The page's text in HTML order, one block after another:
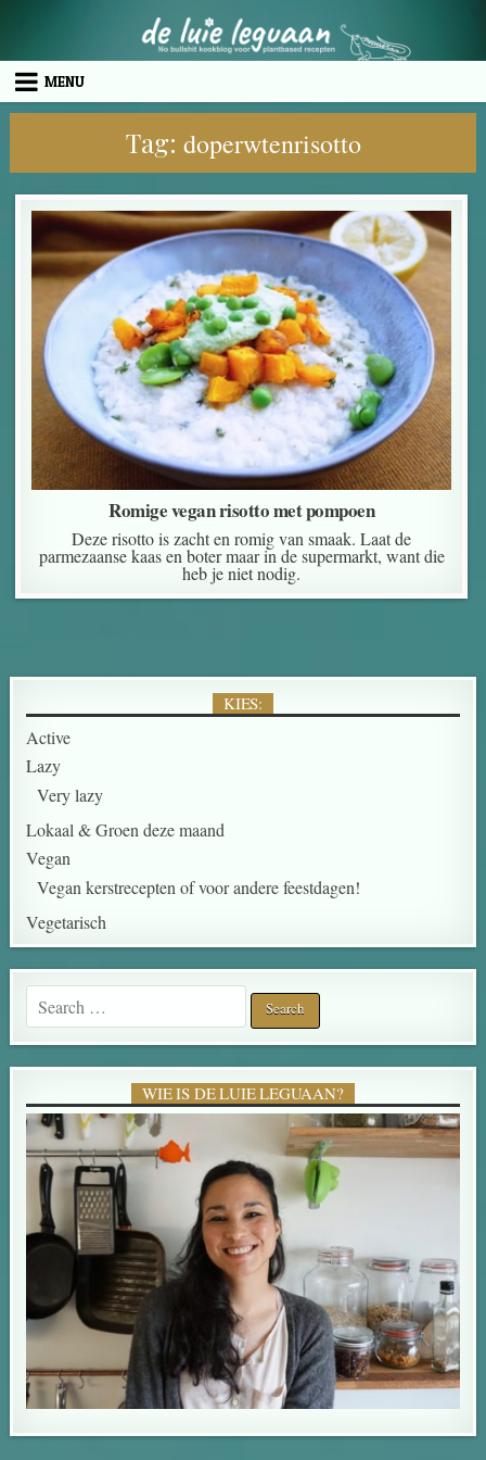
MENU
Tag: doperwtenrisotto
Romige vegan risotto met pompoen
Deze risotto is zacht en romig van smaak. Laat de
parmezaanse kaas en boter maar in de supermarkt, want die
heb je niet nodig.
KIES:
Active
Lazy
Very lazy
Lokaal & Groen deze maand
Vegan
Vegan kerstrecepten of voor andere feestdagen!
Vegetarisch
Search for:
WIE IS DE LUIE LEGUAAN?